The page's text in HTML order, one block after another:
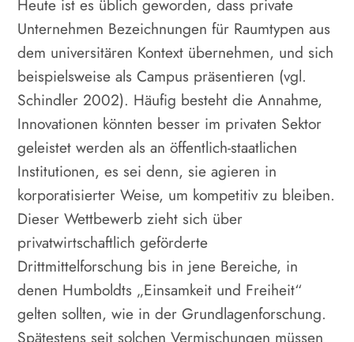
Heute ist es üblich geworden, dass private
Unternehmen Bezeichnungen für Raumtypen aus
dem universitären Kontext übernehmen, und sich
beispielsweise als Campus präsentieren (vgl.
Schindler 2002). Häufig besteht die Annahme,
Innovationen könnten besser im privaten Sektor
geleistet werden als an öffentlich-staatlichen
Institutionen, es sei denn, sie agieren in
korporatisierter Weise, um kompetitiv zu bleiben.
Dieser Wettbewerb zieht sich über
privatwirtschaftlich geförderte
Drittmittelforschung bis in jene Bereiche, in
denen Humboldts „Einsamkeit und Freiheit“
gelten sollten, wie in der Grundlagenforschung.
Spätestens seit solchen Vermischungen müssen